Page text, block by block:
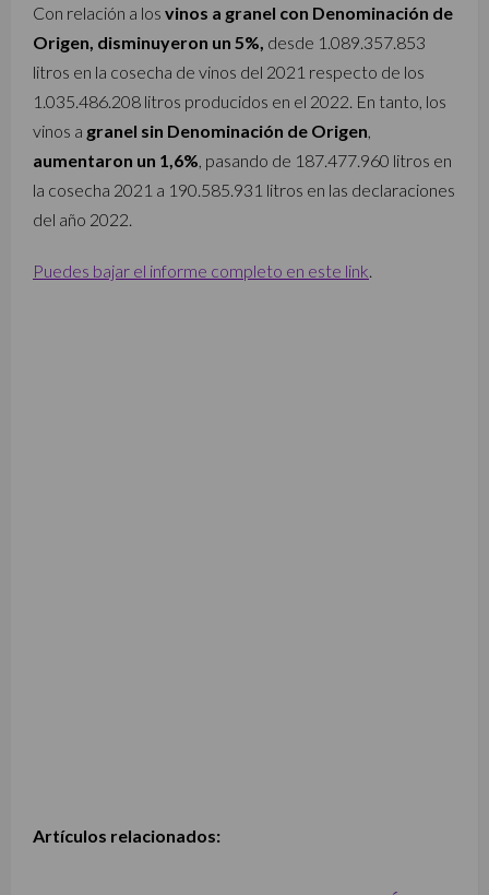
Con relación a los vinos a granel con Denominación de
Origen, disminuyeron un 5%, desde 1.089.357.853
litros en la cosecha de vinos del 2021 respecto de los
1.035.486.208 litros producidos en el 2022. En tanto, los
vinos a granel sin Denominación de Origen
aumentaron un 1,6% , pasando de 187.477.960 litros en
la cosecha 2021 a 190.585.931 litros en las declaraciones
del año 2022.
Puedes bajar el informe completo en este link
Artículos relacionados: